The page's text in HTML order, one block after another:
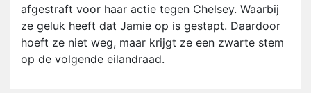
afgestraft voor haar actie tegen Chelsey. Waarbij
ze geluk heeft dat Jamie op is gestapt. Daardoor
hoeft ze niet weg, maar krijgt ze een zwarte stem
op de volgende eilandraad.